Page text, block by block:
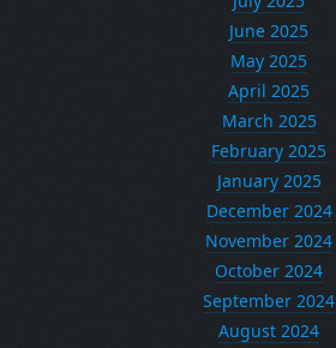
June 2025
May 2025
April 2025
March 2025
February 2025
January 2025
December 2024
November 2024
October 2024
September 2024
August 2024